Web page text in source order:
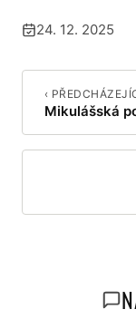
Publikováno:
24. 12. 2025
‹
Mikulášská